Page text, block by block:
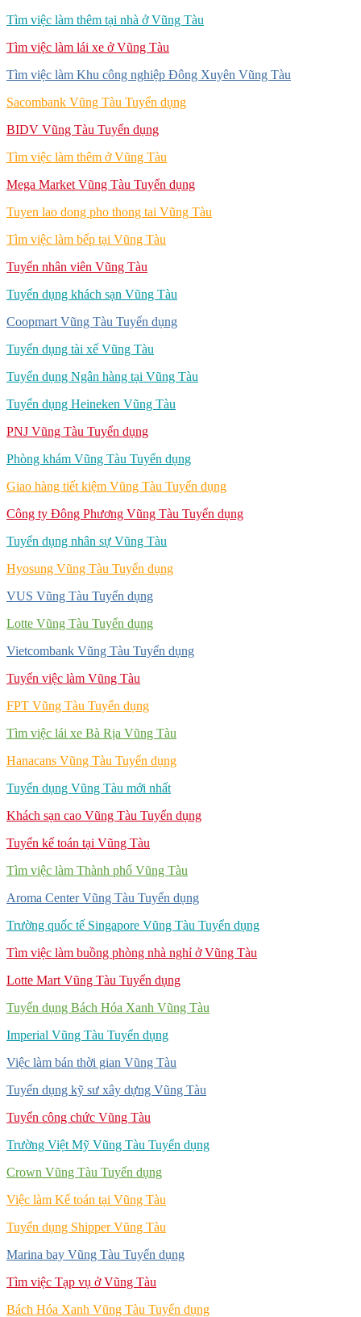
Tìm việc làm thêm tại nhà ở Vũng Tàu
Tìm việc làm lái xe ở Vũng Tàu
Tìm việc làm Khu công nghiệp Đông Xuyên Vũng Tàu
Sacombank Vũng Tàu Tuyển dụng
BIDV Vũng Tàu Tuyển dụng
Tìm việc làm thêm ở Vũng Tàu
Mega Market Vũng Tàu Tuyển dụng
Tuyen lao dong pho thong tai Vũng Tàu
Tìm việc làm bếp tại Vũng Tàu
Tuyển nhân viên Vũng Tàu
Tuyển dụng khách sạn Vũng Tàu
Coopmart Vũng Tàu Tuyển dụng
Tuyển dụng tài xế Vũng Tàu
Tuyển dụng Ngân hàng tại Vũng Tàu
Tuyển dụng Heineken Vũng Tàu
PNJ Vũng Tàu Tuyển dụng
Phòng khám Vũng Tàu Tuyển dụng
Giao hàng tiết kiệm Vũng Tàu Tuyển dụng
Công ty Đông Phương Vũng Tàu Tuyển dụng
Tuyển dụng nhân sự Vũng Tàu
Hyosung Vũng Tàu Tuyển dụng
VUS Vũng Tàu Tuyển dụng
Lotte Vũng Tàu Tuyển dụng
Vietcombank Vũng Tàu Tuyển dụng
Tuyển việc làm Vũng Tàu
FPT Vũng Tàu Tuyển dụng
Tìm việc lái xe Bà Rịa Vũng Tàu
Hanacans Vũng Tàu Tuyển dụng
Tuyển dụng Vũng Tàu mới nhất
Khách sạn cao Vũng Tàu Tuyển dụng
Tuyển kế toán tại Vũng Tàu
Tìm việc làm Thành phố Vũng Tàu
Aroma Center Vũng Tàu Tuyển dụng
Trường quốc tế Singapore Vũng Tàu Tuyển dụng
Tìm việc làm buồng phòng nhà nghỉ ở Vũng Tàu
Lotte Mart Vũng Tàu Tuyển dụng
Tuyển dụng Bách Hóa Xanh Vũng Tàu
Imperial Vũng Tàu Tuyển dụng
Việc làm bán thời gian Vũng Tàu
Tuyển dụng kỹ sư xây dựng Vũng Tàu
Tuyển công chức Vũng Tàu
Trường Việt Mỹ Vũng Tàu Tuyển dụng
Crown Vũng Tàu Tuyển dụng
Việc làm Kế toán tại Vũng Tàu
Tuyển dụng Shipper Vũng Tàu
Marina bay Vũng Tàu Tuyển dụng
Tìm việc Tạp vụ ở Vũng Tàu
Bách Hóa Xanh Vũng Tàu Tuyển dụng